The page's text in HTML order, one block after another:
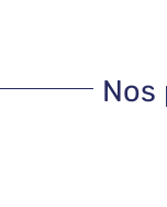
Nos